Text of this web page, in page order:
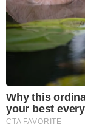
Why this
your best
CTA FAVORITE